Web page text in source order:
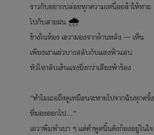
ราวกับอยากปล่อยทุกความเหนื่อยล้าให้หาย
ไปกับสายฝน 🌧️
ข้างในห้อง เอวามองจากด้านหลัง — เห็น
เพียงเงาแผ่วบางสลับกับแสงฟ้าแลบ
หัวใจกลับเต้นแรงยิ่งกว่าเสียงฟ้าร้อง
“ทำไมเธอถึงดูเหมือนจะหายไปจากฉันทุกครั้ง
ที่มองออกไป…”
เอวาพึมพำเบา ๆ แต่คำพูดนั้นดังก้องอยู่ในใจ